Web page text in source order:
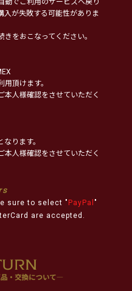
入が失敗する可能性がありま
をおこなってください。
頂けます。
人様確認をさせていただく
ります。
人様確認をさせていただく
sure to select " PayPal "
are accepted.